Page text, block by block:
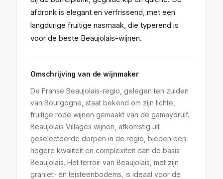
afdronk is elegant en verfrissend, met een
langdurige fruitige nasmaak, die typerend is
voor de beste Beaujolais-wijnen.
Omschrijving van de wijnmaker
De Franse Beaujolais-regio, gelegen ten zuiden
van Bourgogne, staat bekend om zijn lichte,
fruitige rode wijnen gemaakt van de gamaydruif.
Beaujolais Villages wijnen, afkomstig uit
geselecteerde dorpen in de regio, bieden een
hogere kwaliteit en complexiteit dan de basis
Beaujolais. Het terroir van Beaujolais, met zijn
graniet- en leisteenbodems, is ideaal voor de